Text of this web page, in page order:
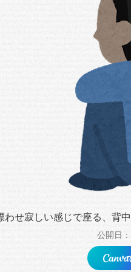
わせ寂しい感じで座る、背
公開日